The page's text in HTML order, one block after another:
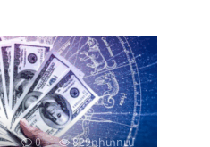
0 829դիտում